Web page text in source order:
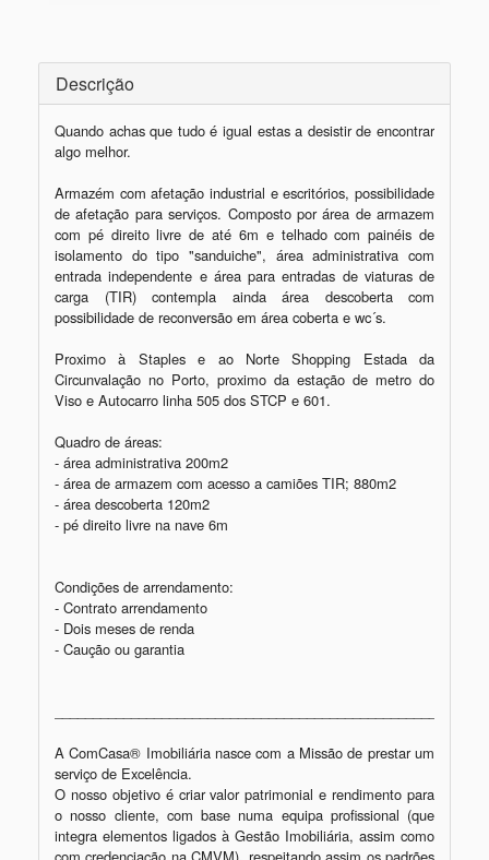
Descrição
Quando achas que tudo é igual estas a desistir de encontrar
algo melhor.
Armazém com afetação industrial e escritórios, possibilidade
de afetação para serviços. Composto por área de armazem
com pé direito livre de até 6m e telhado com painéis de
isolamento do tipo "sanduiche", área administrativa com
entrada independente e área para entradas de viaturas de
carga (TIR) contempla ainda área descoberta com
possibilidade de reconversão em área coberta e wc´s.
Proximo à Staples e ao Norte Shopping Estada da
Circunvalação no Porto, proximo da estação de metro do
Viso e Autocarro linha 505 dos STCP e 601.
Quadro de áreas:
- área administrativa 200m2
- área de armazem com acesso a camiões TIR; 880m2
- área descoberta 120m2
- pé direito livre na nave 6m
Condições de arrendamento:
- Contrato arrendamento
- Dois meses de renda
- Caução ou garantia
A ComCasa® Imobiliária nasce com a Missão de prestar um
serviço de Excelência.
O nosso objetivo é criar valor patrimonial e rendimento para
o nosso cliente, com base numa equipa profissional (que
integra elementos ligados à Gestão Imobiliária, assim como